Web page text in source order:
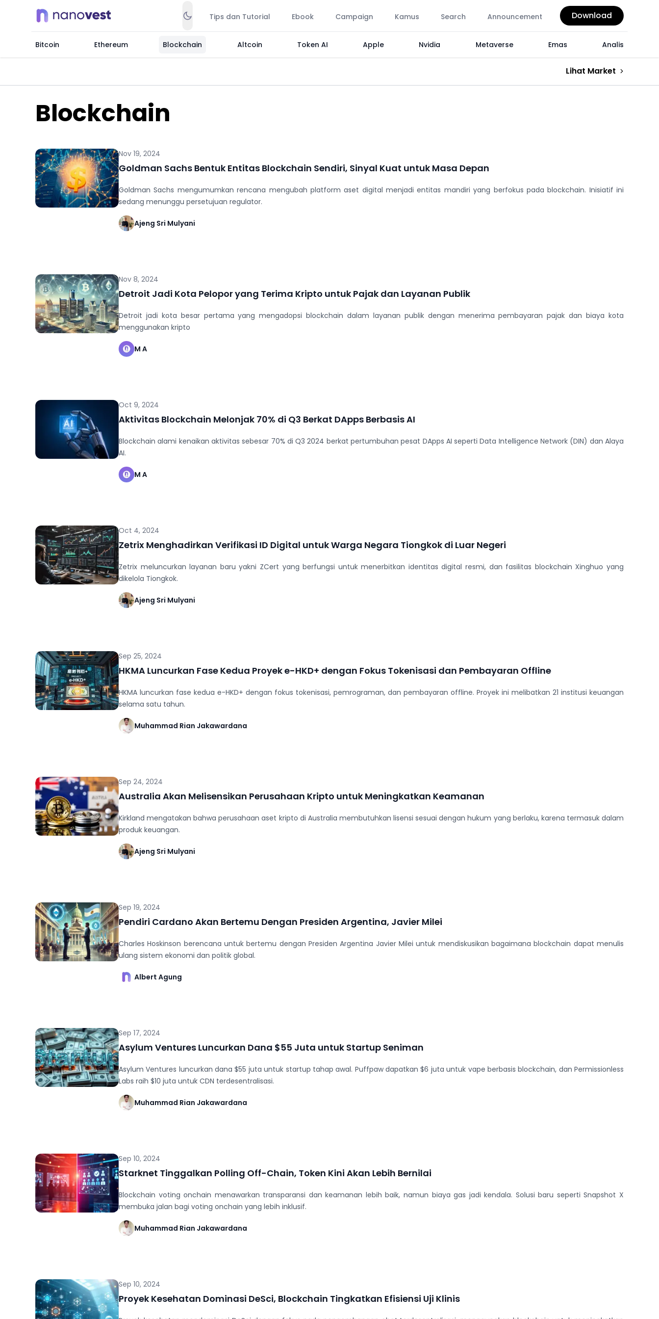
Tips dan Tutorial Ebook Campaign Kamus Search Announcement Download
Bitcoin Ethereum Blockchain Altcoin Token AI Apple Nvidia Metaverse Emas Analis
Lihat Market
Blockchain
Nov 19, 2024
Goldman Sachs Bentuk Entitas Blockchain Sendiri, Sinyal Kuat untuk Masa Depan
Goldman Sachs mengumumkan rencana mengubah platform aset digital menjadi entitas mandiri yang berfokus pada blockchain. Inisiatif ini
sedang menunggu persetujuan regulator.
Ajeng Sri Mulyani
Nov 8, 2024
Detroit Jadi Kota Pelopor yang Terima Kripto untuk Pajak dan Layanan Publik
Detroit jadi kota besar pertama yang mengadopsi blockchain dalam layanan publik dengan menerima pembayaran pajak dan biaya kota
menggunakan kripto
M A
Oct 9, 2024
Aktivitas Blockchain Melonjak 70% di Q3 Berkat DApps Berbasis AI
Blockchain alami kenaikan aktivitas sebesar 70% di Q3 2024 berkat pertumbuhan pesat DApps AI seperti Data Intelligence Network (DIN) dan Alaya
AI.
M A
Oct 4, 2024
Zetrix Menghadirkan Verifikasi ID Digital untuk Warga Negara Tiongkok di Luar Negeri
Zetrix meluncurkan layanan baru yakni ZCert yang berfungsi untuk menerbitkan identitas digital resmi, dan fasilitas blockchain Xinghuo yang
dikelola Tiongkok.
Ajeng Sri Mulyani
Sep 25, 2024
HKMA Luncurkan Fase Kedua Proyek e-HKD+ dengan Fokus Tokenisasi dan Pembayaran Offline
HKMA luncurkan fase kedua e-HKD+ dengan fokus tokenisasi, pemrograman, dan pembayaran offline. Proyek ini melibatkan 21 institusi keuangan
selama satu tahun.
Muhammad Rian Jakawardana
Sep 24, 2024
Australia Akan Melisensikan Perusahaan Kripto untuk Meningkatkan Keamanan
Kirkland mengatakan bahwa perusahaan aset kripto di Australia membutuhkan lisensi sesuai dengan hukum yang berlaku, karena termasuk dalam
produk keuangan.
Ajeng Sri Mulyani
Sep 19, 2024
Pendiri Cardano Akan Bertemu Dengan Presiden Argentina, Javier Milei
Charles Hoskinson berencana untuk bertemu dengan Presiden Argentina Javier Milei untuk mendiskusikan bagaimana blockchain dapat menulis
ulang sistem ekonomi dan politik global.
Albert Agung
Sep 17, 2024
Asylum Ventures Luncurkan Dana $55 Juta untuk Startup Seniman
Asylum Ventures luncurkan dana $55 juta untuk startup tahap awal. Puffpaw dapatkan $6 juta untuk vape berbasis blockchain, dan Permissionless
Labs raih $10 juta untuk CDN terdesentralisasi.
Muhammad Rian Jakawardana
Sep 10, 2024
Starknet Tinggalkan Polling Off-Chain, Token Kini Akan Lebih Bernilai
Blockchain voting onchain menawarkan transparansi dan keamanan lebih baik, namun biaya gas jadi kendala. Solusi baru seperti Snapshot X
membuka jalan bagi voting onchain yang lebih inklusif.
Muhammad Rian Jakawardana
Sep 10, 2024
Proyek Kesehatan Dominasi DeSci, Blockchain Tingkatkan Efisiensi Uji Klinis